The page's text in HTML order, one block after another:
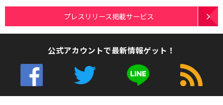
プレスリリース掲載サービス
公式アカウントで最新情報ゲット！